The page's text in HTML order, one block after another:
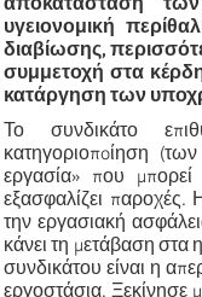
υγειονομική
διαβίωσης,
συμμετοχή στα
κατάργηση των
Το συνδικάτο
κατηγοριοπoίηση
εργασία» που
εξασφαλίζει παροχές.
την εργασιακή
κάνει τη μετάβαση στα
συνδικάτου είναι η
εργοστάσια. Ξεκίνησε